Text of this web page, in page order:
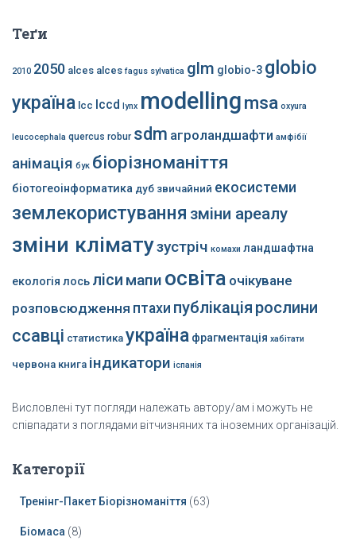
Теґи
2010 2050 alces alces fagus sylvatica glm globio-3 globio
україна lcc lccd lynx modellingmsa oxyura
leucocephala quercus robur sdm агроландшафти амфібії
анімація бук біорізноманіття
біотогеоінформатика дуб звичайний екосистеми
землекористування зміни ареалу
зміни кліматузустріч комахи ландшафтна
екологія лось ліси мапи освіта очікуване
розповсюдження птахи публікація рослини
ссавці статистика україна фрагментація хабітати
червона книга індикатори іспанія
Висловлені тут погляди належать автору/ам і можуть не
співпадати з поглядами вітчизняних та іноземних організацій.
Категорії
Тренінг-Пакет Біорізноманіття (63)
Біомаса (8)